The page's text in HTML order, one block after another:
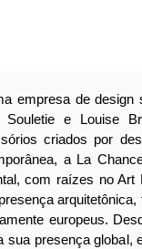
empresa de design
Souletie e Louise
criados por
a La
com raízes no
europeus.
sua presença global,